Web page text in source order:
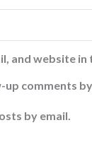
and website
comments
by email.